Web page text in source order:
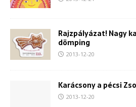
Rajzpályázat! Nagy
dömping
2013-12-20
Karácsony a pécsi
2013-12-20